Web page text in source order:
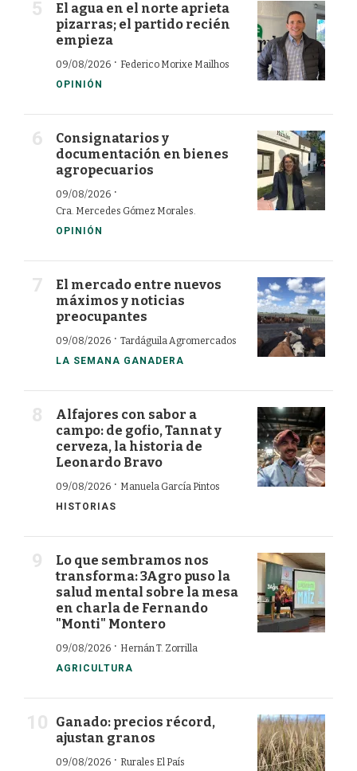
El agua en el norte aprieta
pizarras; el partido recién
empieza
09/08/2026 · Federico Morixe Mailhos
OPINIÓN
Consignatarios y
documentación en bienes
agropecuarios
09/08/2026 ·
Cra. Mercedes Gómez Morales.
OPINIÓN
El mercado entre nuevos
máximos y noticias
preocupantes
09/08/2026 · Tardáguila Agromercados
LA SEMANA GANADERA
Alfajores con sabor a
campo: de gofio, Tannat y
cerveza, la historia de
Leonardo Bravo
09/08/2026 · Manuela García Pintos
HISTORIAS
Lo que sembramos nos
transforma: 3Agro puso la
salud mental sobre la mesa
en charla de Fernando
"Monti" Montero
09/08/2026 · Hernán T. Zorrilla
AGRICULTURA
Ganado: precios récord,
ajustan granos
09/08/2026 · Rurales El País